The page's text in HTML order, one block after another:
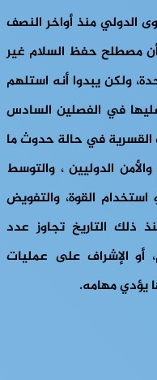
الدولي منذ أواخر النصف
أن مصطلح حفظ السلام غير
ولكن يبدوا أنه استلهم
في الفصلين السادس
القسرية في حالة حدوث ما
الدوليين ، والتوسط
القوة، والتفويض
ذلك التاريخ تجاوز عدد
أو الإشراف على عمليات